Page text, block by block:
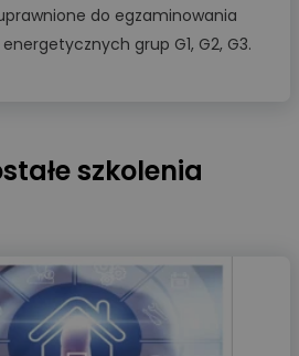
do egzaminowania
grup G1, G2, G3.
szkolenia